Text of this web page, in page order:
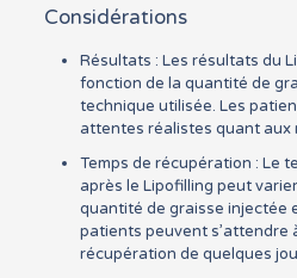
Considérations
Résultats : Les résultats du
fonction de la quantité de
technique utilisée. Les
attentes réalistes quant aux
Temps de récupération : Le
après le Lipofilling peut
quantité de graisse injectée
patients peuvent s’attendre
récupération de quelques